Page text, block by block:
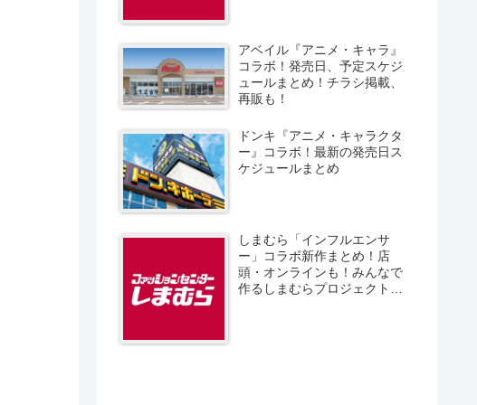
アベイル『アニメ・キャラ』
コラボ！発売日、予定スケジ
ュールまとめ！チラシ掲載、
再販も！
ドンキ『アニメ・キャラクタ
ー』コラボ！最新の発売日ス
ケジュールまとめ
しまむら「インフルエンサ
ー」コラボ新作まとめ！店
頭・オンラインも！みんなで
作るしまむらプロジェクト！